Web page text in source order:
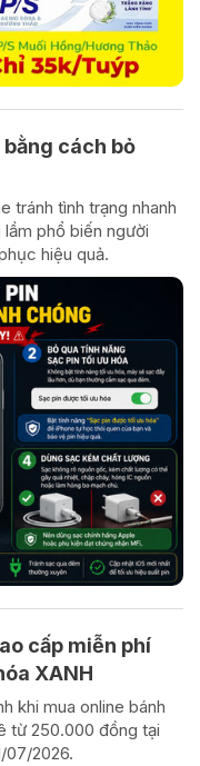
bằng cách bỏ
tránh tình trạng nhanh
phổ biến người
hiệu quả.
cấp miễn phí
XANH
khi mua online bánh
từ 250.000 đồng tại
07/2026.